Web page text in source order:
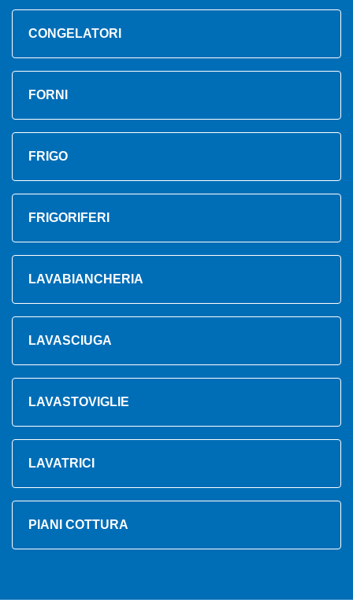
CONGELATORI
FORNI
FRIGO
FRIGORIFERI
LAVABIANCHERIA
LAVASCIUGA
LAVASTOVIGLIE
LAVATRICI
PIANI COTTURA